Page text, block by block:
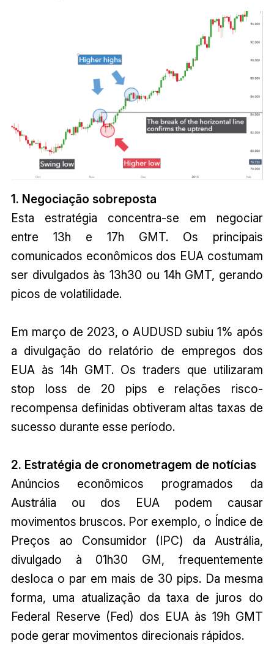
1. Negociação sobreposta
Esta estratégia concentra-se em negociar
entre 13h e 17h GMT. Os principais
comunicados econômicos dos EUA costumam
ser divulgados às 13h30 ou 14h GMT, gerando
picos de volatilidade.
Em março de 2023, o AUDUSD subiu 1% após
a divulgação do relatório de empregos dos
EUA às 14h GMT. Os traders que utilizaram
stop loss de 20 pips e relações risco-
recompensa definidas obtiveram altas taxas de
sucesso durante esse período.
2. Estratégia de cronometragem de notícias
Anúncios econômicos programados da
Austrália ou dos EUA podem causar
movimentos bruscos. Por exemplo, o Índice de
Preços ao Consumidor (IPC) da Austrália,
divulgado à 01h30 GM, frequentemente
desloca o par em mais de 30 pips. Da mesma
forma, uma atualização da taxa de juros do
Federal Reserve (Fed) dos EUA às 19h GMT
pode gerar movimentos direcionais rápidos.